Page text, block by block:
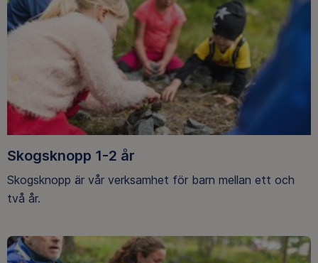
Skogsknopp 1-2 år
Skogsknopp är vår verksamhet för barn mellan ett och
två år.